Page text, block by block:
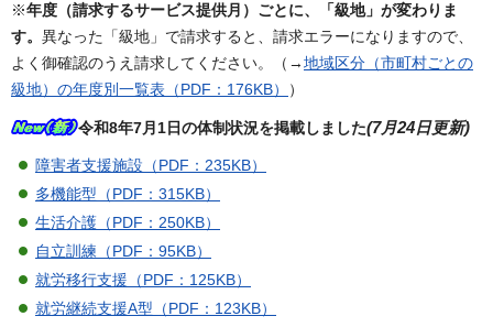
※年度（請求するサービス提供月）ごとに、「級地」が変わりま
す。 異なった「級地」で請求すると、請求エラーになりますので、
よく御確認のうえ請求してください。（→地域区分（市町村ごとの
級地）の年度別一覧表（PDF：176KB）
）
令和8年7月1日の体制状況を掲載しました(7月24日更新)
障害者支援施設（PDF：235KB）
多機能型（PDF：315KB）
生活介護（PDF：250KB）
自立訓練（PDF：95KB）
就労移行支援（PDF：125KB）
就労継続支援A型（PDF：123KB）